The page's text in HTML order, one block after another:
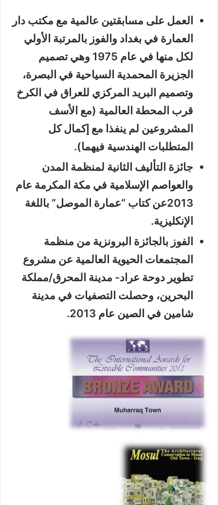
العمل على مسابقتين عالمية مع مكتب دار
العمارة في بغداد والفوز بالمرتبة الأولي
لكل منها في عام 1975 وهي تصميم
الجزيرة المحمدية السياحية في البصرة،
وتصميم البريد المركزي للعراق في الكرخ
قرب المحطة العالمية (مع الأسف
المشروعين لم ينفذا مع إكمال كل
المتطلبات الهندسية فيهما).
جائزة التأليف الثانية لمنظمة المدن
والعواصم الإسلامية في مكة المكرمة عام
2013عن كتاب “عمارة الموصل” باللغة
الإنكليزية.
الفوز بالجائزة البرونزية من منظمة
المجتمعات الحيوية العالمية عن مشروع
تطوير دوحة عراد- مدينة المحرق/مملكة
البحرين، وحصلت التصفيات في مدينة
شامين في الصين عام 2013.